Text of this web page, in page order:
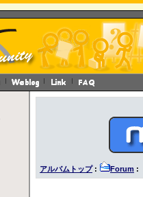
アルバムトップ: Forum :